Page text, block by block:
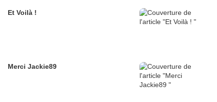
Et Voilà !
Merci Jackie89